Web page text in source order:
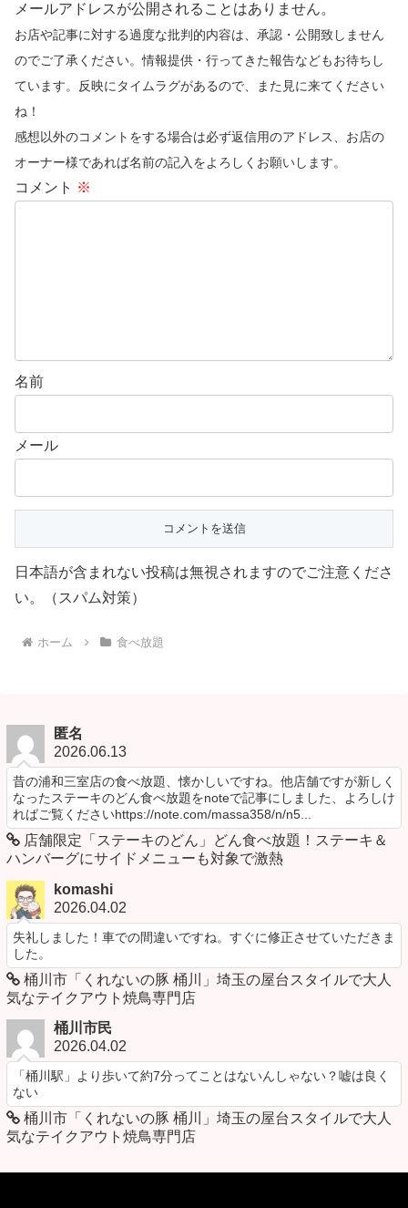
メールアドレスが公開されることはありません。
お店や記事に対する過度な批判的内容は、承認・公開致しません
のでご了承ください。情報提供・行ってきた報告などもお待ちし
ています。反映にタイムラグがあるので、また見に来てください
ね！
感想以外のコメントをする場合は必ず返信用のアドレス、お店の
オーナー様であれば名前の記入をよろしくお願いします。
コメント ※
名前
メール
日本語が含まれない投稿は無視されますのでご注意くださ
い。（スパム対策）
ホーム 食べ放題
匿名
2026.06.13
昔の浦和三室店の食べ放題、懐かしいですね。他店舗ですが新しく
なったステーキのどん食べ放題をnoteで記事にしました、よろしけ
ればご覧くださいhttps://note.com/massa358/n/n5...
店舗限定「ステーキのどん」どん食べ放題！ステーキ＆
ハンバーグにサイドメニューも対象で激熱
komashi
2026.04.02
失礼しました！車での間違いですね。すぐに修正させていただきま
した。
桶川市「くれないの豚 桶川」埼玉の屋台スタイルで大人
気なテイクアウト焼鳥専門店
桶川市民
2026.04.02
「桶川駅」より歩いて約7分ってことはないんしゃない？嘘は良く
ない
桶川市「くれないの豚 桶川」埼玉の屋台スタイルで大人
気なテイクアウト焼鳥専門店